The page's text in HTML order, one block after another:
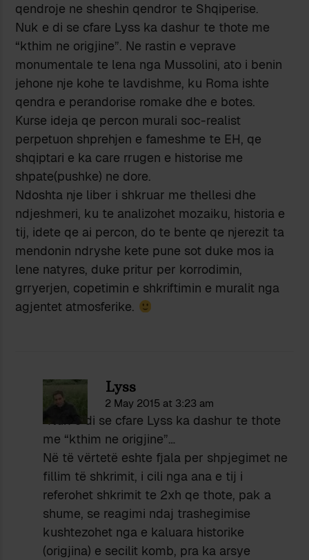
qendroje ne sheshin qendror te Shqiperise.
Nuk e di se cfare Lyss ka dashur te thote me
“kthim ne origjine”. Ne rastin e veprave
monumentale te lena nga Mussolini, ato i benin
jehone nje kohe te lavdishme, ku Roma ishte
qendra e perandorise romake dhe e botes.
Kurse ideja qe percon murali soc-realist
perpetuon shprehjen e fameshme te EH, qe
shqiptari e ka care rrugen e historise me
shpate(pushke) ne dore.
Ndoshta nje liber i shkruar me thellesi dhe
ndjeshmeri, ku te analizohet mozaiku, historia e
tij, idete qe ai percon, do te bente qe njerezit ta
mendonin ndryshe kete pune sot duke mos ia
lene natyres, duke pritur per korrodimin,
grryerjen, copetimin e shkriftimin e muralit nga
agjentet atmosferike.
Lyss
2 May 2015 at 3:23 am
“Nuk e di se cfare Lyss ka dashur te thote
me “kthim ne origjine”…
Në të vërtetë eshte fjala per shpjegimet ne
fillim të shkrimit, i cili nga ana e tij i
referohet shkrimit te 2xh qe thote, pak a
shume, se reagimi ndaj trashegimise
kushtezohet nga e kaluara historike
(origjina) e secilit komb, pra ka arsye